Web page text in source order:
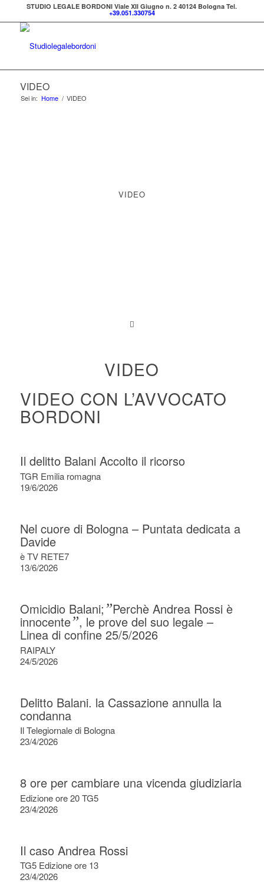
STUDIO LEGALE BORDONI Viale XII Giugno n. 2 40124 Bologna Tel.
+39.051.330754
VIDEO
Sei in: Home / VIDEO
VIDEO
VIDEO
VIDEO CON L’AVVOCATO
BORDONI
Il delitto Balani Accolto il ricorso
TGR Emilia romagna
19/6/2026
Nel cuore di Bologna – Puntata dedicata a
Davide
è TV RETE7
13/6/2026
Omicidio Balani; ”Perchè Andrea Rossi è
innocente”, le prove del suo legale –
Linea di confine 25/5/2026
RAIPALY
24/5/2026
Delitto Balani. la Cassazione annulla la
condanna
Il Telegiornale di Bologna
23/4/2026
8 ore per cambiare una vicenda giudiziaria
Edizione ore 20 TG5
23/4/2026
Il caso Andrea Rossi
TG5 Edizione ore 13
23/4/2026